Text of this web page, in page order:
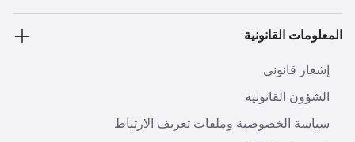
المعلومات القانونية
إشعار قانوني
الشؤون القانونية
سياسة الخصوصية وملفات تعريف الارتباط